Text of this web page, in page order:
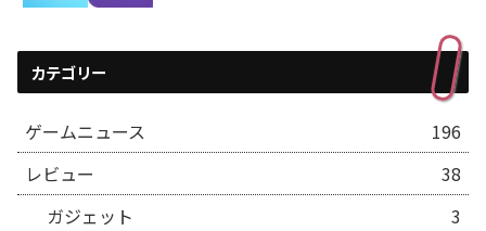
カテゴリー
ゲームニュース
196
レビュー
38
ガジェット
3